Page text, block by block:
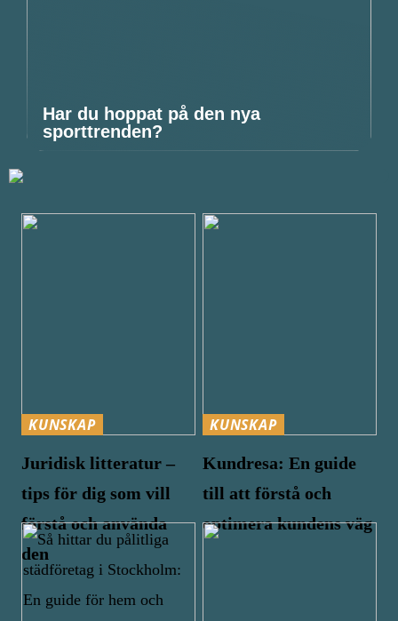
Har du hoppat på den nya
sporttrenden?
KUNSKAP
Juridisk litteratur –
tips för dig som vill
förstå och använda
den
KUNSKAP
Kundresa: En guide
till att förstå och
optimera kundens väg